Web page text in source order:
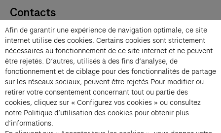
Contacts
Membres
Presse
Privatisations
Changer de langue 
Inscription à la newsletter
→
En vous inscrivant à notre newsletter, vous acceptez notre politique de
confidentialité.
Afin de garantir une expérience de navigation optimale, ce site
internet utilise des cookies. Certains cookies sont strictement
nécessaires au fonctionnement de ce site internet et ne peuvent
être rejetés. D’autres, utilisés à des fins d’analyse, de
fonctionnement et de ciblage pour des fonctionnalités de partage
sur les réseaux sociaux, peuvent être rejetés.Pour modifier ou
retirer votre consentement concernant tout ou partie des
cookies, cliquez sur « Configurez vos cookies » ou consultez
notre Politique d’utilisation des cookies pour obtenir plus
d’informations.